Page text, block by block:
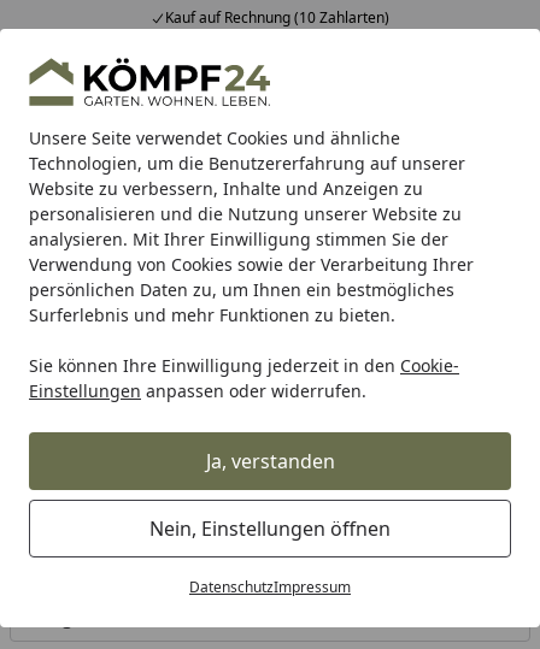
Unsere Seite verwendet Cookies und ähnliche
Technologien, um die Benutzererfahrung auf unserer
Website zu verbessern, Inhalte und Anzeigen zu
personalisieren und die Nutzung unserer Website zu
analysieren. Mit Ihrer Einwilligung stimmen Sie der
Verwendung von Cookies sowie der Verarbeitung Ihrer
persönlichen Daten zu, um Ihnen ein bestmögliches
Surferlebnis und mehr Funktionen zu bieten.
Sie können Ihre Einwilligung jederzeit in den Cookie-
Einstellungen anpassen oder widerrufen.
Ja, verstanden
Nein, Einstellungen öffnen
DatenschutzImpressum
Kauf auf Rechnung (10 Zahlarten)
Alle Produkte
Mein Konto
Suchen
Teichkescher, Teichnetze &
Teichzangen
Startseite
Teichpflege & Teichreinigung
Ihre Artikelübersicht